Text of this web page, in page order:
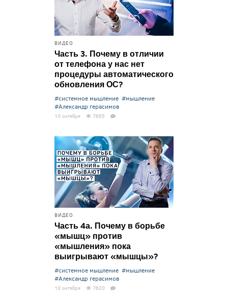
ВИДЕО
Часть 3. Почему в отличии
от телефона у нас нет
процедуры автоматического
обновления ОС?
#системное мышление #мышление
#Александр герасимов
10 октября 7685
ВИДЕО
Часть 4а. Почему в борьбе
«мышц» против
«мышления» пока
выигрывают «мышцы»?
#системное мышление #мышление
#Александр герасимов
10 октября 7620